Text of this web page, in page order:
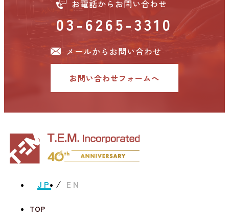
お電話からお問い合わせ
03-6265-3310
メールからお問い合わせ
お問い合わせフォームへ
JP EN
TOP